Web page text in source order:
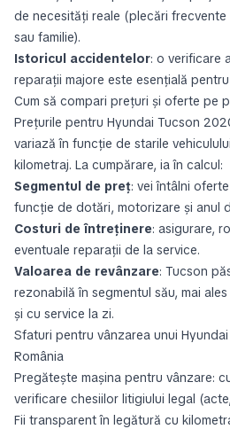
de necesități reale (plecări
sau familie).
Istoricul accidentelor: o verificare
reparații majore este esențială
Cum să compari prețuri și oferte pe
Prețurile pentru Hyundai Tucson
variază în funcție de starile
kilometraj. La cumpărare, ia în calcul:
Segmentul de preț: vei întâlni
funcție de dotări, motorizare și anul
Costuri de întreținere: asigurare,
eventuale reparații de la service.
Valoarea de revânzare: Tucson
rezonabilă în segmentul său, mai
și cu service la zi.
Sfaturi pentru vânzarea unui
România
Pregătește mașina pentru vânzare:
verificare chesiilor litigiului legal
Fii transparent în legătură cu